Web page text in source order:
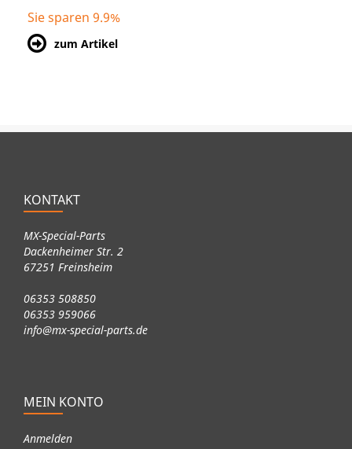
Sie sparen 9.9%
zum Artikel
KONTAKT
MX-Special-Parts
Dackenheimer Str. 2
67251 Freinsheim
06353 508850
06353 959066
info@mx-special-parts.de
MEIN KONTO
Anmelden